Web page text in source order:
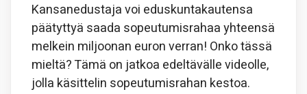
Kansanedustaja voi eduskuntakautensa
päätyttyä saada sopeutumisrahaa yhteensä
melkein miljoonan euron verran! Onko tässä
mieltä? Tämä on jatkoa edeltävälle videolle,
jolla käsittelin sopeutumisrahan kestoa.